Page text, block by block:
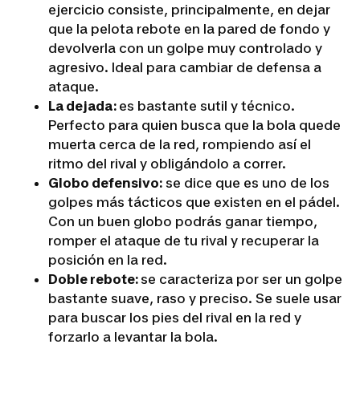
ejercicio consiste, principalmente, en dejar
que la pelota rebote en la pared de fondo y
devolverla con un golpe muy controlado y
agresivo. Ideal para cambiar de defensa a
ataque.
La dejada: es bastante sutil y técnico.
Perfecto para quien busca que la bola quede
muerta cerca de la red, rompiendo así el
ritmo del rival y obligándolo a correr.
Globo defensivo: se dice que es uno de los
golpes más tácticos que existen en el pádel.
Con un buen globo podrás ganar tiempo,
romper el ataque de tu rival y recuperar la
posición en la red.
Doble rebote:se caracteriza por ser un golpe
bastante suave, raso y preciso. Se suele usar
para buscar los pies del rival en la red y
forzarlo a levantar la bola.